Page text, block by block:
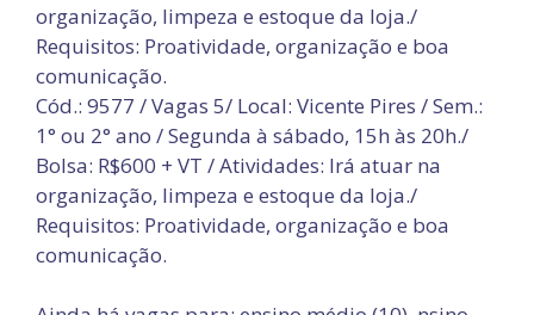
organização, limpeza e estoque da loja./
Requisitos: Proatividade, organização e boa
comunicação.
Cód.: 9577 / Vagas 5/ Local: Vicente Pires / Sem.:
1° ou 2° ano / Segunda à sábado, 15h às 20h./
Bolsa: R$600 + VT / Atividades: Irá atuar na
organização, limpeza e estoque da loja./
Requisitos: Proatividade, organização e boa
comunicação.